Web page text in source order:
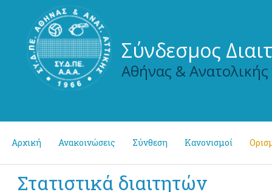
Σύνδεσμος
Αθήνας & Ανατολικής
Αρχική Ανακοινώσεις Σύνθεση Κανονισμοί
Στατιστικά διαιτητών